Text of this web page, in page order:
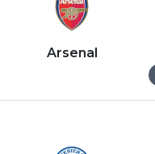
Arsenal